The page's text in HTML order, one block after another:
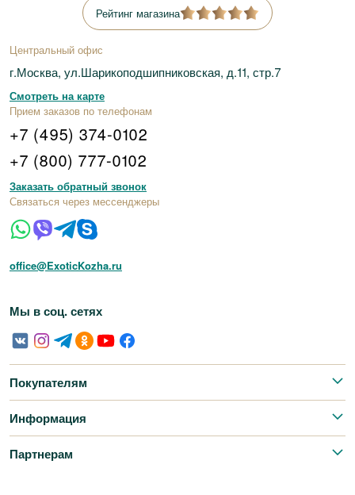
Рейтинг магазина
Центральный офис
г.Москва, ул.Шарикоподшипниковская, д.11, стр.7
Смотреть на карте
Прием заказов по телефонам
+7 (495) 374-0102
+7 (800) 777-0102
Заказать обратный звонок
Связаться через мессенджеры
office@ExoticKozha.ru
Мы в соц. сетях
Покупателям
Информация
Партнерам